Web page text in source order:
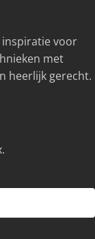
inspiratie voor
met
heerlijk gerecht.